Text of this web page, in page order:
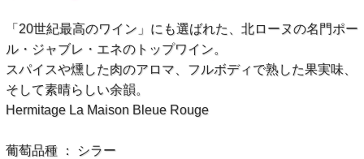
「20世紀最高のワイン」にも選ばれた、北ローヌの名門ポー
ル・ジャブレ・エネのトップワイン。
スパイスや燻した肉のアロマ、フルボディで熟した果実味、
そして素晴らしい余韻。
Hermitage La Maison Bleue Rouge
葡萄品種 ： シラー